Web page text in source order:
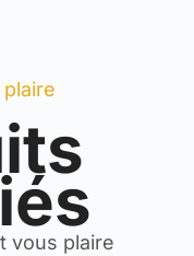
vous plaire